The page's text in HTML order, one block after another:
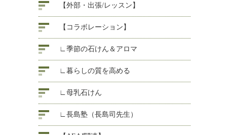
【外部・出張/レッスン】
【コラボレーション】
∟季節の石けん＆アロマ
∟暮らしの質を高める
∟母乳石けん
∟長島塾（長島司先生）